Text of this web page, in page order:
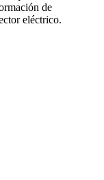
de
eléctrico.